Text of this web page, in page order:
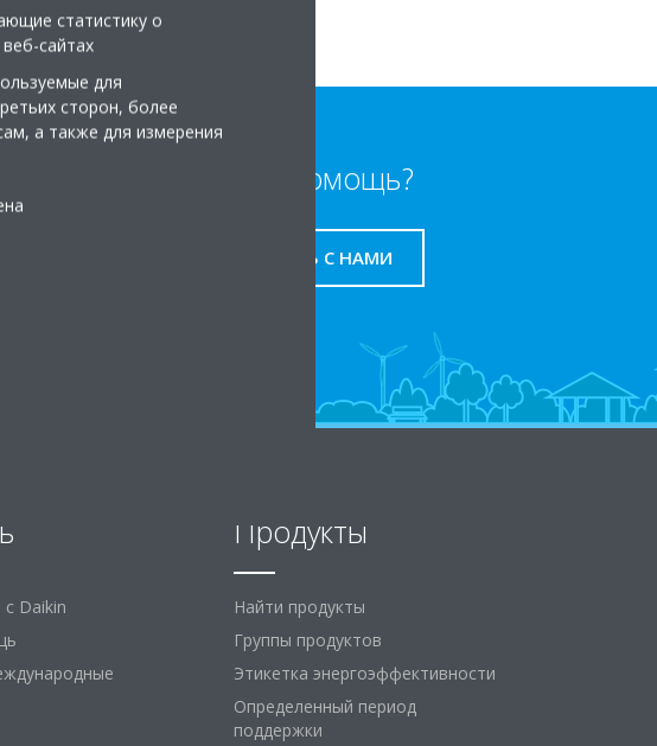
Нужна помощь?
СВЯЖИТЕСЬ С НАМИ
Daikin
Продукты
Найти продукты
Группы продуктов
Этикетка энергоэффективности
Определенный период
поддержки
статистику о
сайтах
для
сторон, более
а также для измерения